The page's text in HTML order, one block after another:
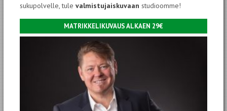
sukupolvelle, tule valmistujaiskuvaan studioomme!
MATRIKKELIKUVAUS ALKAEN 29€